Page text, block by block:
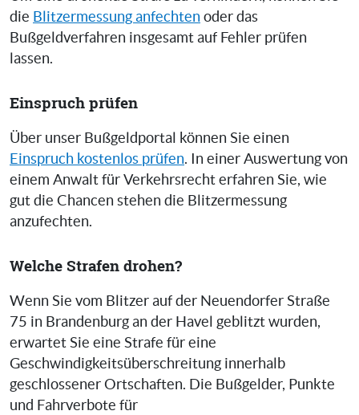
die Blitzermessung anfechten oder das
Bußgeldverfahren insgesamt auf Fehler prüfen
lassen.
Einspruch prüfen
Über unser Bußgeldportal können Sie einen
Einspruch kostenlos prüfen. In einer Auswertung von
einem Anwalt für Verkehrsrecht erfahren Sie, wie
gut die Chancen stehen die Blitzermessung
anzufechten.
Welche Strafen drohen?
Wenn Sie vom Blitzer auf der Neuendorfer Straße
75 in Brandenburg an der Havel geblitzt wurden,
erwartet Sie eine Strafe für eine
Geschwindigkeitsüberschreitung innerhalb
geschlossener Ortschaften. Die Bußgelder, Punkte
und Fahrverbote für